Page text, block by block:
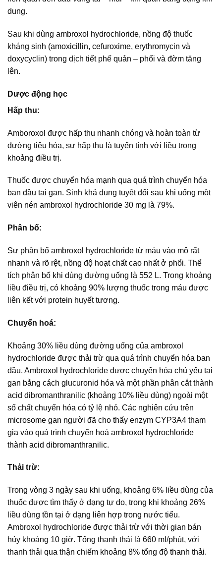
dung.
Sau khi dùng ambroxol hydrochloride, nồng độ thuốc
kháng sinh (amoxicillin, cefuroxime, erythromycin và
doxycyclin) trong dịch tiết phế quản – phổi và đờm tăng
lên.
Dược động học
Hấp thu:
Amboroxol được hấp thu nhanh chóng và hoàn toàn từ
đường tiêu hóa, sự hấp thu là tuyến tính với liều trong
khoảng điều trị.
Thuốc được chuyển hóa mạnh qua quá trình chuyển hóa
ban đầu tại gan. Sinh khả dụng tuyệt đối sau khi uống một
viên nén ambroxol hydrochloride 30 mg là 79%.
Phân bố:
Sự phân bố ambroxol hydrochloride từ máu vào mô rất
nhanh và rõ rệt, nồng độ hoạt chất cao nhất ở phổi. Thể
tích phân bố khi dùng đường uống là 552 L. Trong khoảng
liều điều trị, có khoảng 90% lượng thuốc trong máu được
liên kết với protein huyết tương.
Chuyển hoá:
Khoảng 30% liều dùng đường uống của ambroxol
hydrochloride được thải trừ qua quá trình chuyển hóa ban
đầu. Ambroxol hydrochloride được chuyển hóa chủ yếu tại
gan bằng cách glucuronid hóa và một phần phân cắt thành
acid dibromanthranilic (khoảng 10% liều dùng) ngoài một
số chất chuyển hóa có tỷ lệ nhỏ. Các nghiên cứu trên
microsome gan người đã cho thấy enzym CYP3A4 tham
gia vào quá trình chuyển hoá ambroxol hydrochloride
thành acid dibromanthranilic.
Thải trừ:
Trong vòng 3 ngày sau khi uống, khoảng 6% liều dùng của
thuốc được tìm thấy ở dạng tự do, trong khi khoảng 26%
liều dùng tồn tại ở dạng liên hợp trong nước tiểu.
Ambroxol hydrochloride được thải trừ với thời gian bán
hủy khoảng 10 giờ. Tổng thanh thải là 660 ml/phút, với
thanh thải qua thận chiếm khoảng 8% tổng độ thanh thải.